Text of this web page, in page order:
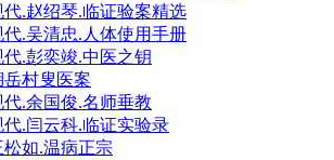
代.赵绍琴.临证验案精选
代.吴清忠.人体使用手册
代.彭奕竣.中医之钥
岳村叟医案
代.余国俊.名师垂教
代.闫云科.临证实验录
松如.温病正宗